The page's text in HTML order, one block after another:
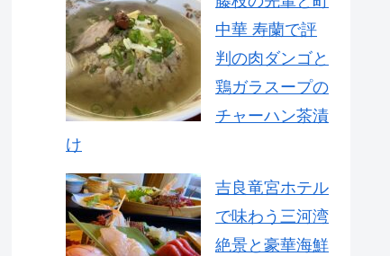
中華 寿蘭で評
判の肉ダンゴと
鶏ガラスープの
チャーハン茶漬
け
吉良竜宮ホテル
で味わう三河湾
絶景と豪華海鮮